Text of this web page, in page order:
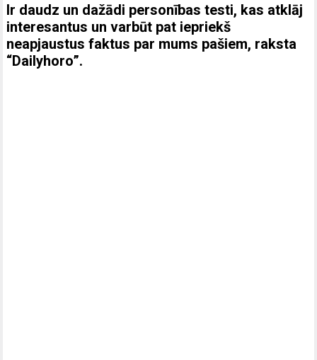
Ir daudz un dažādi personības testi, kas atklāj
interesantus un varbūt pat iepriekš
neapjaustus faktus par mums pašiem, raksta
“Dailyhoro”.